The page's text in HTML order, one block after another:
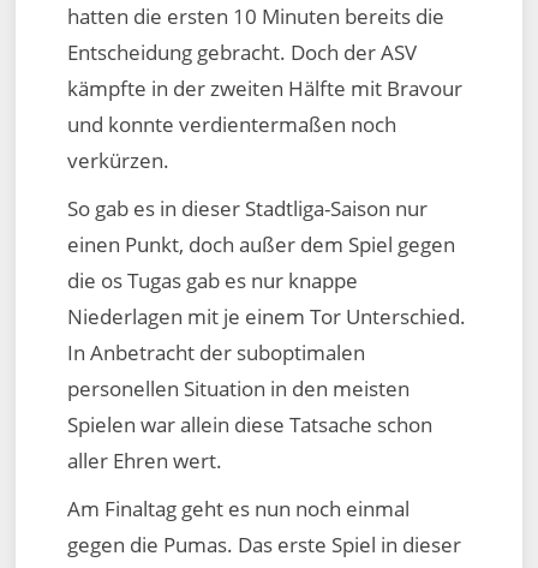
hatten die ersten 10 Minuten bereits die
Entscheidung gebracht. Doch der ASV
kämpfte in der zweiten Hälfte mit Bravour
und konnte verdientermaßen noch
verkürzen.
So gab es in dieser Stadtliga-Saison nur
einen Punkt, doch außer dem Spiel gegen
die os Tugas gab es nur knappe
Niederlagen mit je einem Tor Unterschied.
In Anbetracht der suboptimalen
personellen Situation in den meisten
Spielen war allein diese Tatsache schon
aller Ehren wert.
Am Finaltag geht es nun noch einmal
gegen die Pumas. Das erste Spiel in dieser